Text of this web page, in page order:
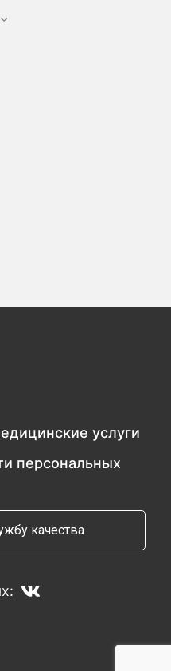
услуги
персональных
качества